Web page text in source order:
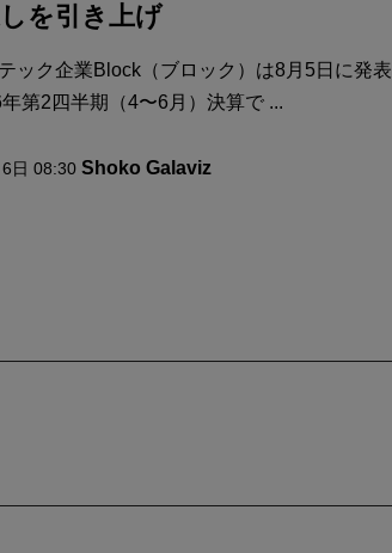
を引き上げ
ック企業Block（ブロック）は8月5日に発表
第2四半期（4〜6月）決算で ...
日 08:30 Shoko Galaviz